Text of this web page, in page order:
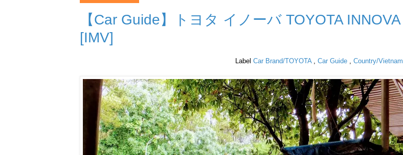
【Car Guide】トヨタ イノーバ TOYOTA INNOVA
[IMV]
Label Car Brand/TOYOTA, Car Guide , Country/Vietnam